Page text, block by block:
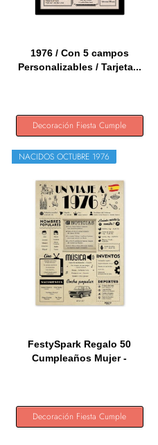
1976 / Con 5 campos
Personalizables / Tarjeta...
Decoración Fiesta Cumple
NACIDOS OCTUBRE 1976
FestySpark Regalo 50
Cumpleaños Mujer -
Decoración Fiesta Cumple